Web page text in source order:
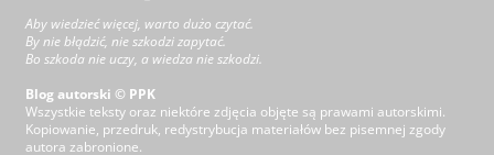
Aby wiedzieć więcej, warto dużo czytać.
By nie błądzić, nie szkodzi zapytać.
Bo szkoda nie uczy, a wiedza nie szkodzi.
Blog autorski © PPK
Wszystkie teksty oraz niektóre zdjęcia objęte są prawami autorskimi.
Kopiowanie, przedruk, redystrybucja materiałów bez pisemnej zgody
autora zabronione.